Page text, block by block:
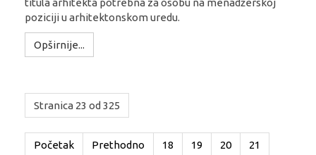
titula arhitekta potrebna za osobu na menadžerskoj
poziciji u arhitektonskom uredu.
Opširnije...
Stranica 23 od 325
Početak Prethodno 18 19 20 21